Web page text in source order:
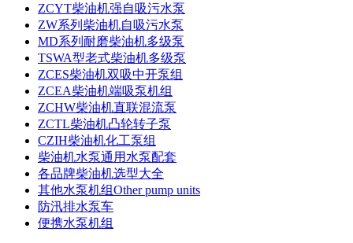
ZCYT柴油机强自吸污水泵
ZW系列柴油机自吸污水泵
MD系列耐磨柴油机多级泵
TSWA型老式柴油机多级泵
ZCES柴油机双吸中开泵组
ZCEA柴油机端吸泵机组
ZCHW柴油机直联混流泵
ZCTL柴油机凸轮转子泵
CZIH柴油机化工泵组
柴油机水泵通用水泵配套
各品牌柴油机选型大全
其他水泵机组Other pump units
防汛排水泵车
便携水泵机组